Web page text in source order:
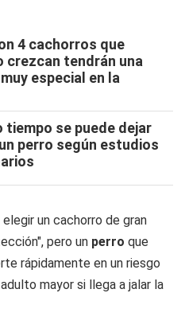
4 cachorros que
crezcan tendrán una
especial en la
tiempo se puede dejar
perro según estudios
un cachorro de gran
pero un perro que
rápidamente en un riesgo
mayor si llega a jalar la